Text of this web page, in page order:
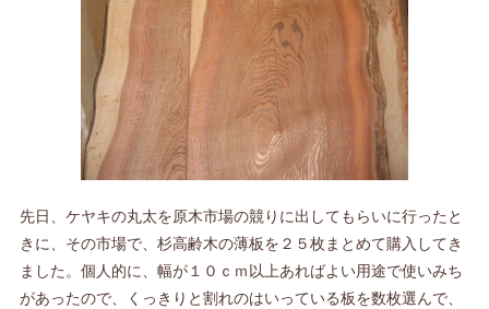
先日、ケヤキの丸太を原木市場の競りに出してもらいに行ったと
きに、その市場で、杉高齢木の薄板を２５枚まとめて購入してき
ました。個人的に、幅が１０ｃｍ以上あればよい用途で使いみち
があったので、くっきりと割れのはいっている板を数枚選んで、